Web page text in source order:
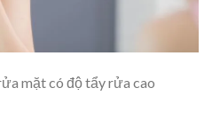
mặt có độ tẩy rửa cao